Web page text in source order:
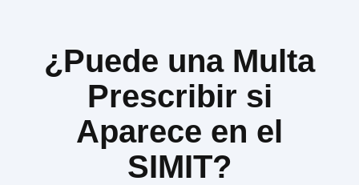
¿Puede una Multa
Prescribir si
Aparece en el
SIMIT?